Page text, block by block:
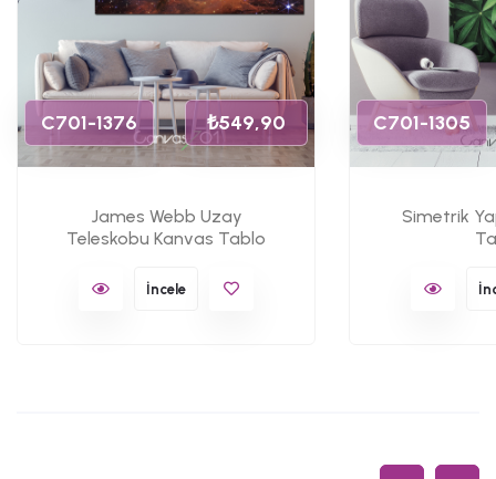
C701-1376 ₺549,90
James Webb Uzay
Teleskobu Kanvas Tablo
İncele
C701-1305
Simetrik